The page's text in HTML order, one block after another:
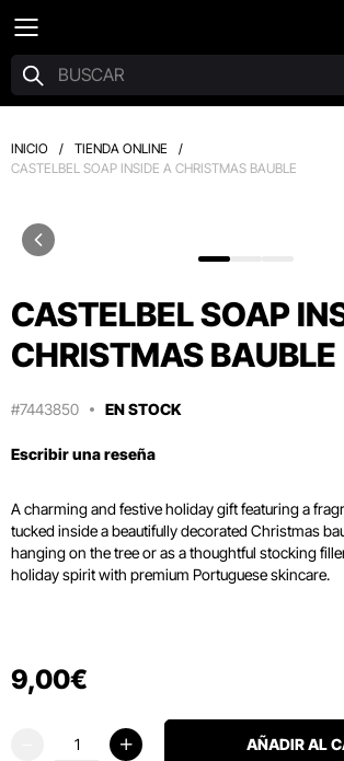
INICIO / TIENDA ONLINE
/
CASTELBEL SOAP INSIDE A CHRISTMAS BAUBLE
CASTELBEL SOAP
CHRISTMAS BAUBLE
#7443850 EN STOCK
Escribir una reseña
A charming and festive holiday gift featuring a
tucked inside a beautifully decorated Christmas
hanging on the tree or as a thoughtful stocking
holiday spirit with premium Portuguese skincare.
9,00€
AÑADIR AL